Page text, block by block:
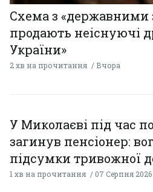
Схема з
продають неіснуючі
України»
2 хв на прочитання Вчора
У Миколаєві під час
загинув пенсіонер:
підсумки тривожної
1 хв на прочитання 07 Серпня 2026